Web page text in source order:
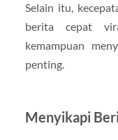
Selain itu,
berita cepat
kemampuan
penting.
Menyikapi